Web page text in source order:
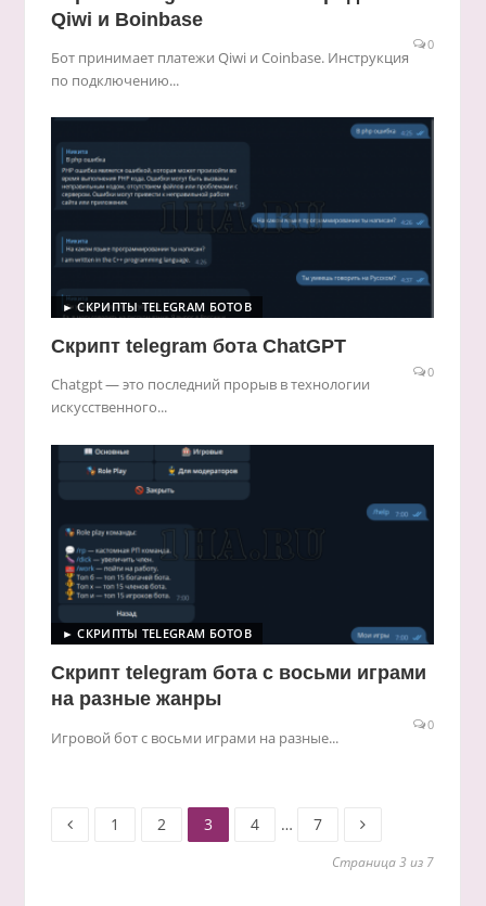
Qiwi и Boinbase
0
Бот принимает платежи Qiwi и Coinbase. Инструкция
по подключению...
► СКРИПТЫ TELEGRAM БОТОВ
Скрипт telegram бота ChatGPT
0
Chatgpt — это последний прорыв в технологии
искусственного...
► СКРИПТЫ TELEGRAM БОТОВ
Скрипт telegram бота с восьми играми
на разные жанры
0
Игровой бот с восьми играми на разные...
Пагинация
Старница
1 Старница
2 Старница
3 Старница
4 … Старница
7
Страница 3 из 7